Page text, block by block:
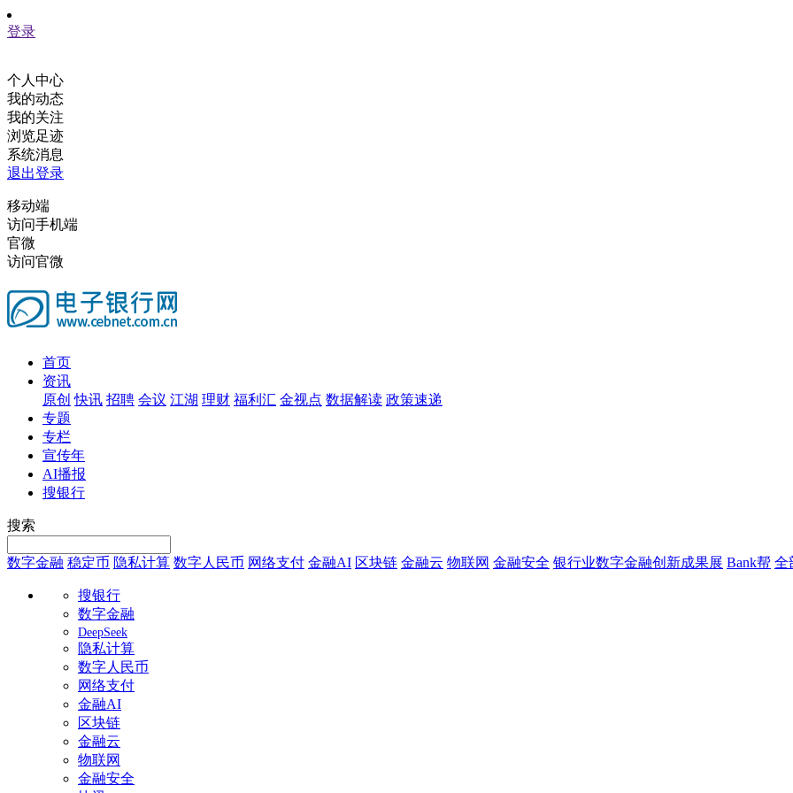
登录
个人中心
我的动态
我的关注
浏览足迹
系统消息
退出登录
移动端
访问手机端
官微
访问官微
首页
资讯
原创 快讯 招聘 会议 江湖 理财 福利汇 金视点 数据解读 政策速递
专题
专栏
宣传年
AI播报
搜银行
搜索
数字金融 稳定币 隐私计算 数字人民币 网络支付 金融AI 区块链 金融云 物联网 金融安全 银行业数字金融创新成果展 Bank帮 全
搜银行
数字金融
DeepSeek
隐私计算
数字人民币
网络支付
金融AI
区块链
金融云
物联网
金融安全